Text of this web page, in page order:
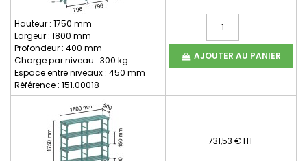
Hauteur : 1750 mm
Largeur : 1800 mm
Profondeur : 400 mm
Charge par niveau : 300 kg
Espace entre niveaux : 450 mm
Référence : 151.00018
AJOUTER AU PANIER
731,53 € HT